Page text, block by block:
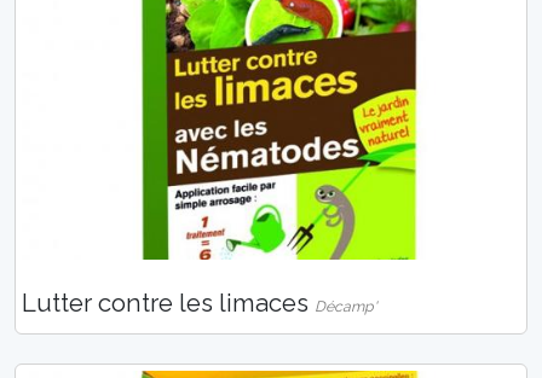
Lutter contre les limaces Décamp'